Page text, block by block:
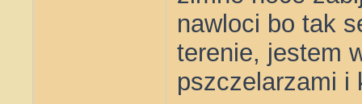
nawloci bo tak
terenie, jestem
pszczelarzami i